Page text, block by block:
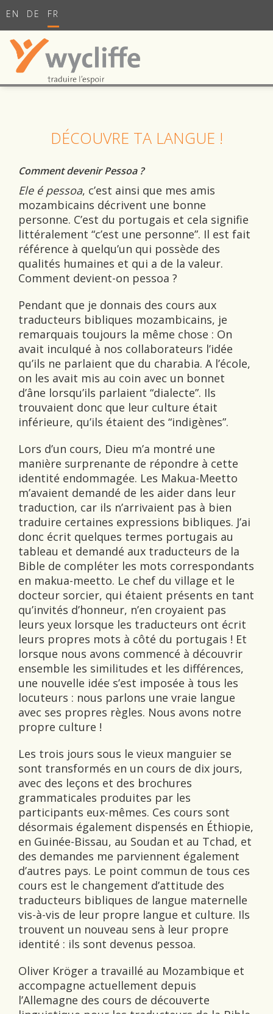
EN DE FR
DÉCOUVRE TA LANGUE !
Comment devenir Pessoa ?
Ele é pessoa, c’est ainsi que mes amis
mozambicains décrivent une bonne
personne. C’est du portugais et cela signifie
littéralement “c’est une personne”. Il est fait
référence à quelqu’un qui possède des
qualités humaines et qui a de la valeur.
Comment devient-on pessoa ?
Pendant que je donnais des cours aux
traducteurs bibliques mozambicains, je
remarquais toujours la même chose : On
avait inculqué à nos collaborateurs l’idée
qu’ils ne parlaient que du charabia. A l’école,
on les avait mis au coin avec un bonnet
d’âne lorsqu’ils parlaient “dialecte”. Ils
trouvaient donc que leur culture était
inférieure, qu’ils étaient des “indigènes”.
Lors d’un cours, Dieu m’a montré une
manière surprenante de répondre à cette
identité endommagée. Les Makua-Meetto
m’avaient demandé de les aider dans leur
traduction, car ils n’arrivaient pas à bien
traduire certaines expressions bibliques. J’ai
donc écrit quelques termes portugais au
tableau et demandé aux traducteurs de la
Bible de compléter les mots correspondants
en makua-meetto. Le chef du village et le
docteur sorcier, qui étaient présents en tant
qu’invités d’honneur, n’en croyaient pas
leurs yeux lorsque les traducteurs ont écrit
leurs propres mots à côté du portugais ! Et
lorsque nous avons commencé à découvrir
ensemble les similitudes et les différences,
une nouvelle idée s’est imposée à tous les
locuteurs : nous parlons une vraie langue
avec ses propres règles. Nous avons notre
propre culture !
Les trois jours sous le vieux manguier se
sont transformés en un cours de dix jours,
avec des leçons et des brochures
grammaticales produites par les
participants eux-mêmes. Ces cours sont
désormais également dispensés en Éthiopie,
en Guinée-Bissau, au Soudan et au Tchad, et
des demandes me parviennent également
d’autres pays. Le point commun de tous ces
cours est le changement d’attitude des
traducteurs bibliques de langue maternelle
vis-à-vis de leur propre langue et culture. Ils
trouvent un nouveau sens à leur propre
identité : ils sont devenus pessoa.
Oliver Kröger a travaillé au Mozambique et
accompagne actuellement depuis
l’Allemagne des cours de découverte